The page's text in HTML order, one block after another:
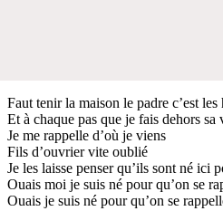
Faut tenir la maison le padre c’est les
Et à chaque pas que je fais dehors sa
Je me rappelle d’où je viens
Fils d’ouvrier vite oublié
Je les laisse penser qu’ils sont né ici
Ouais moi je suis né pour qu’on se
Ouais je suis né pour qu’on se